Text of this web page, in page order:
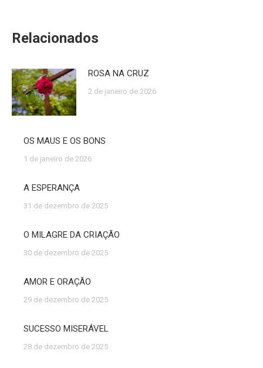
Relacionados
ROSA NA CRUZ
2 de janeiro de 2026
OS MAUS E OS BONS
1 de janeiro de 2026
A ESPERANÇA
31 de dezembro de 2025
O MILAGRE DA CRIAÇÃO
30 de dezembro de 2025
AMOR E ORAÇÃO
29 de dezembro de 2025
SUCESSO MISERÁVEL
28 de dezembro de 2025